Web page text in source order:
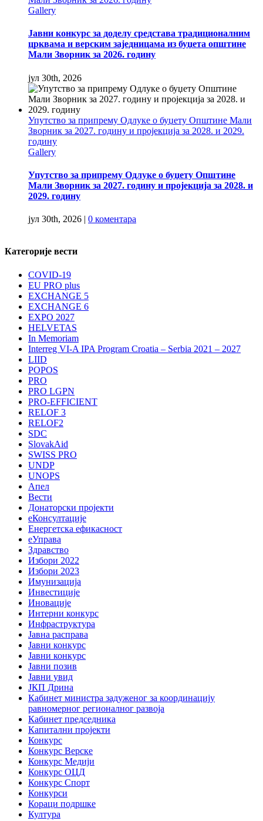
Gallery
Јавни конкурс за доделу средстава традиционалним
црквама и верским заједницама из буџета општине
Мали Зворник за 2026. годину
јул 30th, 2026
Упутство за припрему Одлуке о буџету Општине Мали
Зворник за 2027. годину и пројекција за 2028. и 2029.
годину
Gallery
Упутство за припрему Одлуке о буџету Општине
Мали Зворник за 2027. годину и пројекција за 2028. и
2029. годину
јул 30th, 2026 | 0 коментара
Категорије вести
COVID-19
EU PRO plus
EXCHANGE 5
EXCHANGE 6
EXPO 2027
HELVETAS
In Memoriam
Interreg VI-A IPA Program Croatia – Serbia 2021 – 2027
LIID
POPOS
PRO
PRO LGPN
PRO-EFFICIENT
RELOF 3
RELOF2
SDC
SlovakAid
SWISS PRO
UNDP
UNOPS
Апел
Вести
Донаторски пројекти
еКонсултације
Енергетска ефикасност
еУправа
Здравство
Избори 2022
Избори 2023
Имунизација
Инвестиције
Иновације
Интерни конкурс
Инфраструктура
Јавна расправа
Јавни конкурс
Јавни конкурс
Јавни позив
Јавни увид
ЈКП Дрина
Кабинет министра задуженог за координацију
равномерног регионалног развоја
Кабинет председника
Капитални пројекти
Конкурс
Конкурс Верске
Конкурс Медији
Конкурс ОЦД
Конкурс Спорт
Конкурси
Кораци подршке
Култура